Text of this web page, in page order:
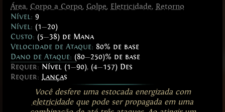
Área, Corpo a Corpo, Golpe, Eletricidade, Retorno
Nível: 9
Nível: (1—20)
Custo: (5—38) de Mana
Velocidade de Ataque: 80% de base
Dano de Ataque: (80—250)% de base
Requer: Nível (1—90), (4—157) Des
Requer: Lanças
Você desfere uma estocada energizada com
eletricidadeque pode ser propagada em uma